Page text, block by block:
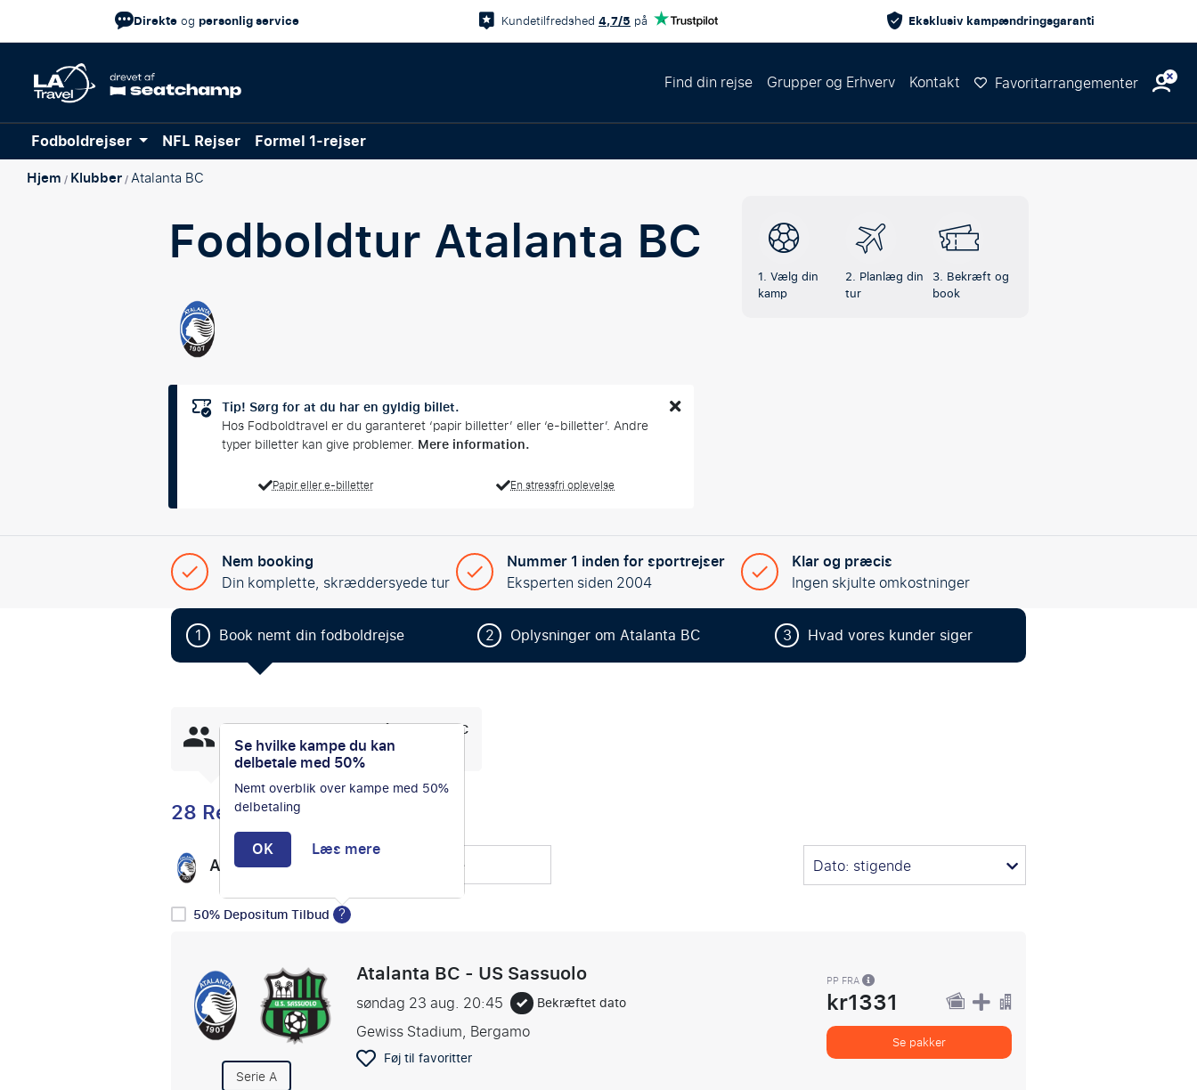
Direkteog personlig service Kundetilfredshed 4,7/5 på Eksklusiv kampændringsgaranti
Find din rejse Grupper og Erhverv Kontakt Favoritarrangementer
Fodboldrejser NFL Rejser Formel 1-rejser
Hjem/Klubber/Atalanta BC
FodboldturAtalanta BC
Tip! Sørg for at du har en gyldig billet.
Hos Fodboldtravel er du garanteret ‘papir billetter’ eller ‘e-billetter’. Andre
typer billetter kan give problemer. Mere information.
Papir eller e-billetter En stressfri oplevelse
1. Vælg din
kamp
2. Planlæg din
tur
3. Bekræft og
book
Nem booking
Din komplette, skræddersyede tur
Nummer 1 inden for sportrejser
Eksperten siden 2004
Klar og præcis
Ingen skjulte omkostninger
1 Book nemt din fodboldrejse 2 Oplysninger om Atalanta BC 3 Hvad vores kunder siger
151personer har kigget på Atalanta BC
de seneste 24 timer.
28 Rejser
Atalanta BC Vælg modstandere Dato: stigende
50% Depositum Tilbud ?
Serie A
Atalanta BC - US Sassuolo
søndag 23 aug. 20:45 Bekræftet dato
Gewiss Stadium, Bergamo
Føj til favoritter
PP FRA
kr1331
Se pakker
Se hvilke kampe du kan
delbetale med 50%
Nemt overblik over kampe med 50%
delbetaling
OK Læs mere